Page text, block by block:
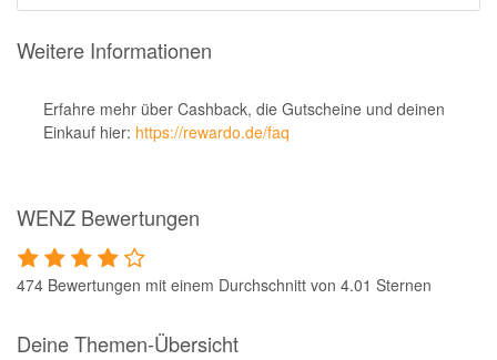
Weitere Informationen
Erfahre mehr über Cashback, die Gutscheine und deinen
Einkauf hier: https://rewardo.de/faq
WENZ Bewertungen
474 Bewertungen mit einem Durchschnitt von 4.01 Sternen
Deine Themen-Übersicht